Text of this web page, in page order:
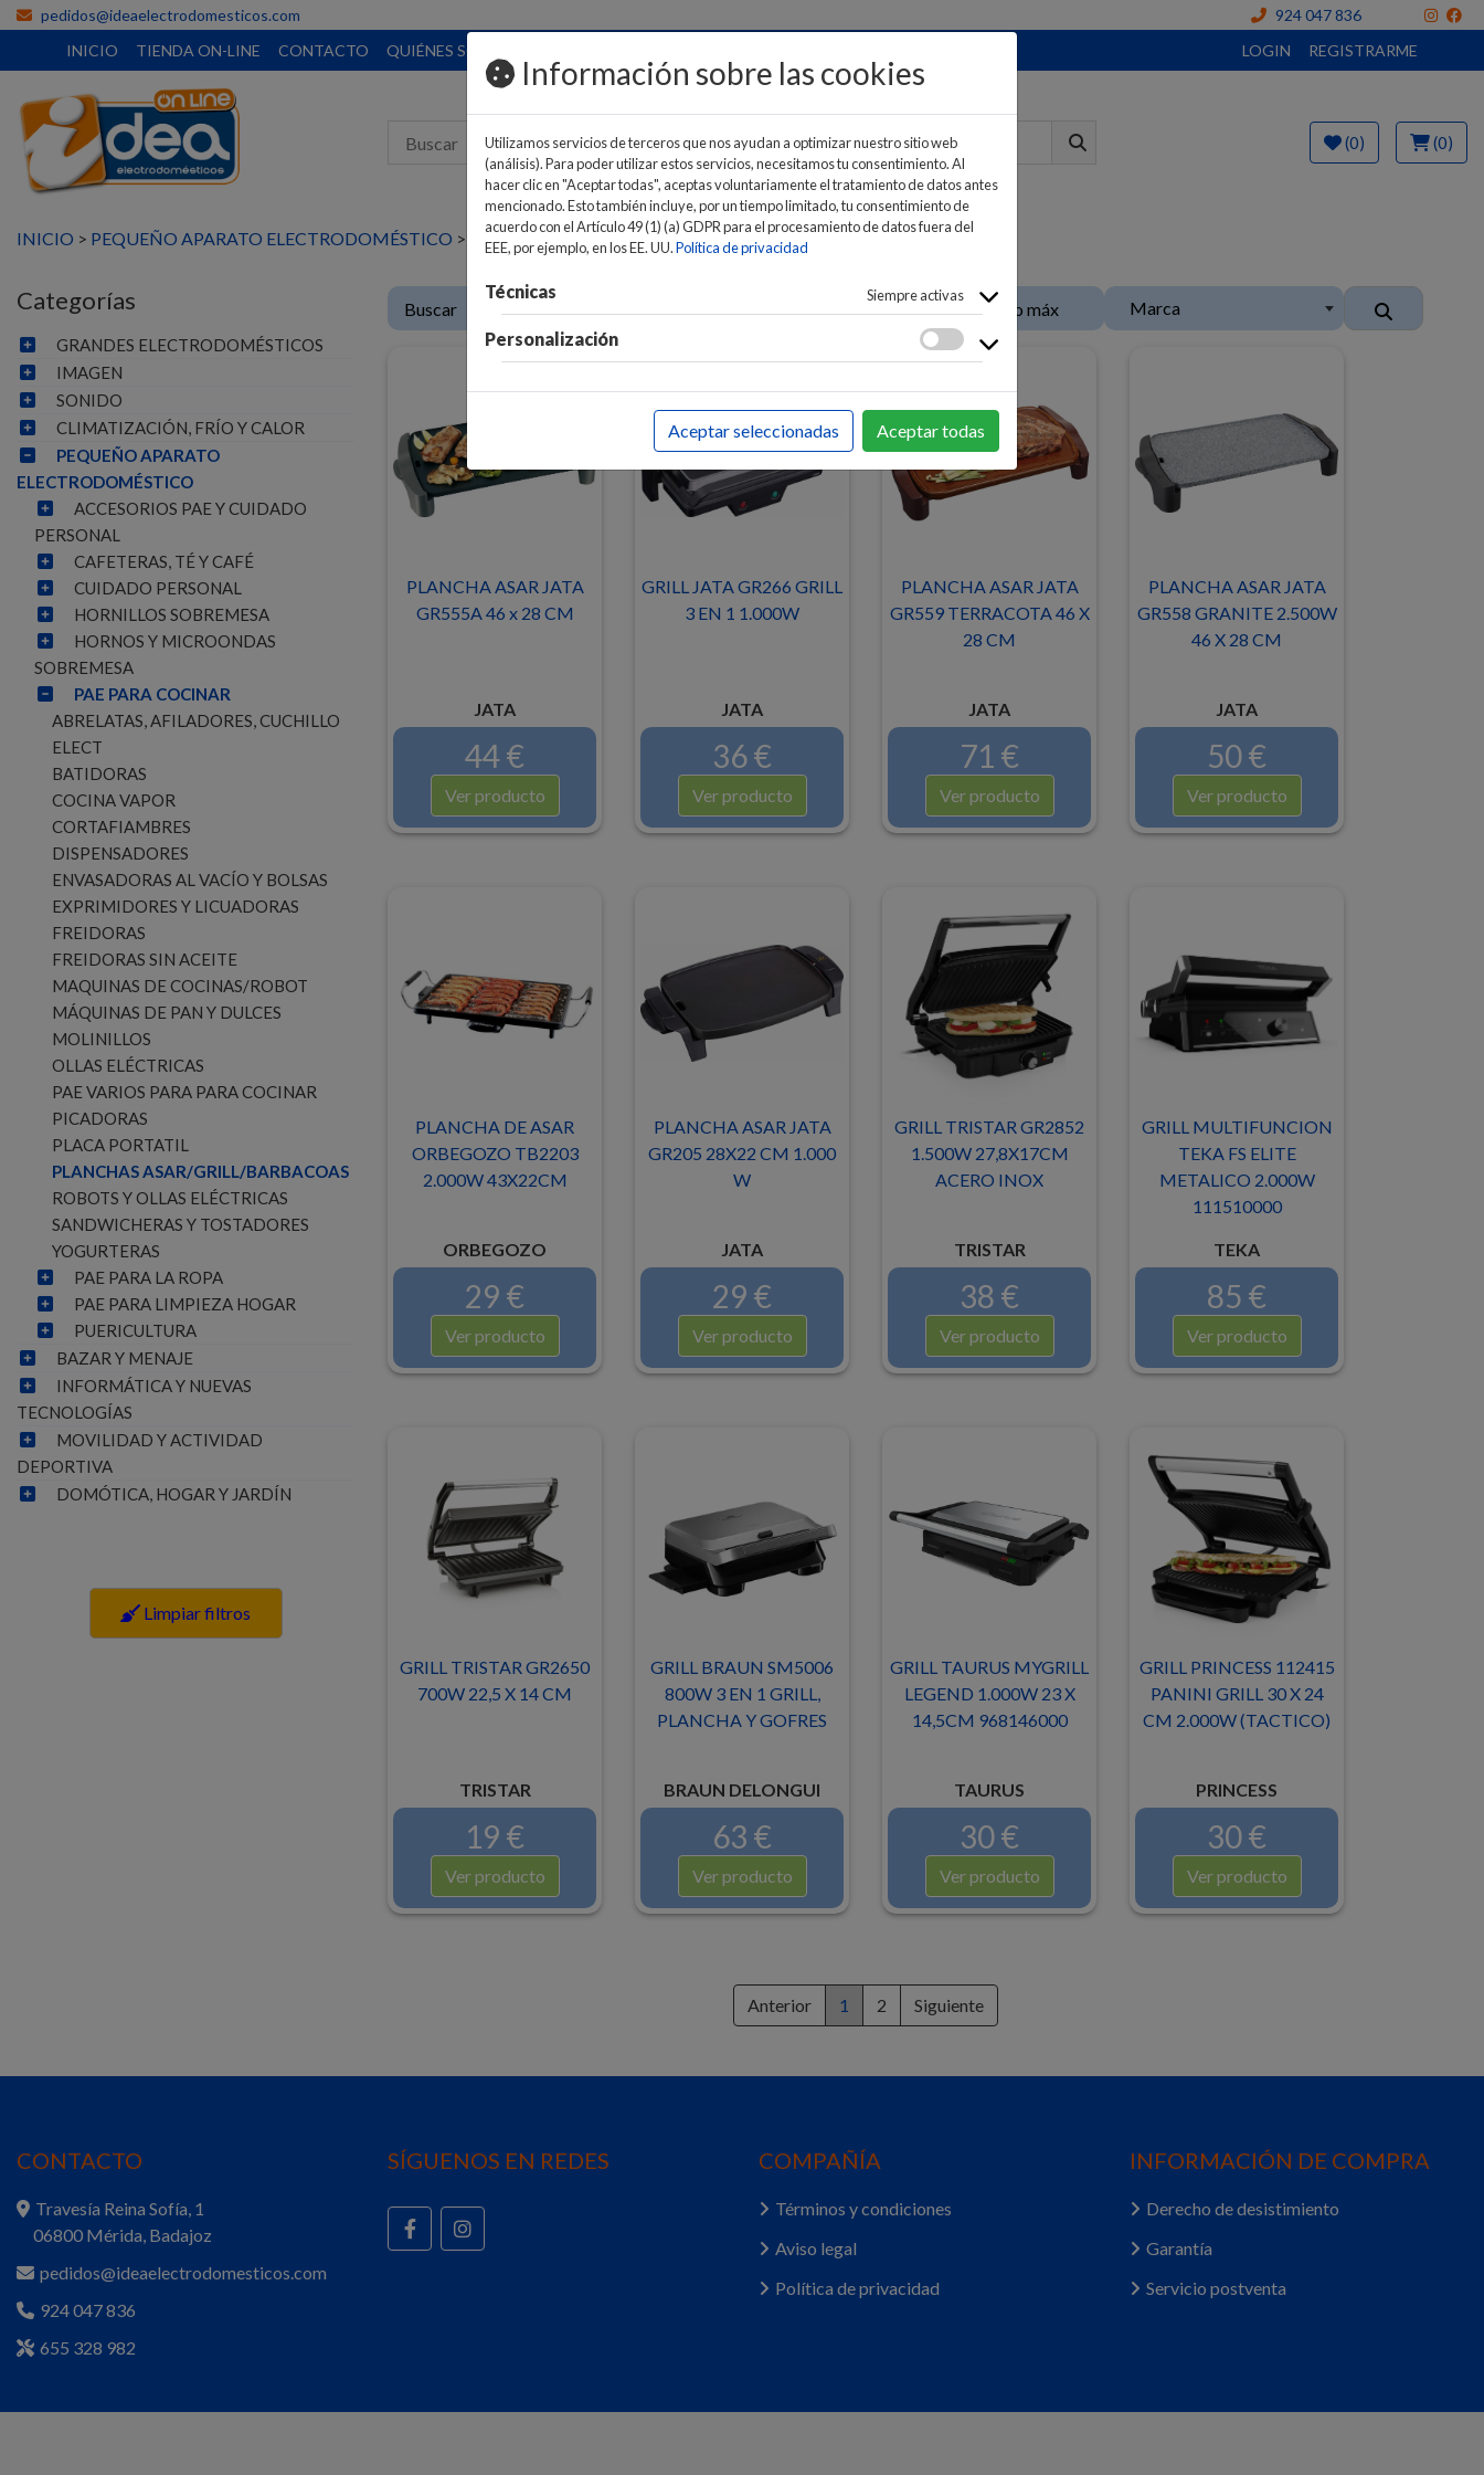
pedidos@ideaelectrodomesticos.com
924 047 836
INICIO
TIENDA ON-LINE CONTACTO QUIÉNES SOMOS LOGIN REGISTRARME
(0) (0)
INICIO > PEQUEÑO APARATO ELECTRODOMÉSTICO > PAE PARA COCINAR>PLANCHAS ASAR/GRILL/BARBACOAS
Categorías
GRANDES ELECTRODOMÉSTICOS
IMAGEN
SONIDO
CLIMATIZACIÓN, FRÍO Y CALOR
PEQUEÑO APARATO
ELECTRODOMÉSTICO
ACCESORIOS PAE Y CUIDADO
PERSONAL
CAFETERAS, TÉ Y CAFÉ
CUIDADO PERSONAL
HORNILLOS SOBREMESA
HORNOS Y MICROONDAS
SOBREMESA
PAE PARA COCINAR
ABRELATAS, AFILADORES, CUCHILLO
ELECT
BATIDORAS
COCINA VAPOR
CORTAFIAMBRES
DISPENSADORES
ENVASADORAS AL VACÍO Y BOLSAS
EXPRIMIDORES Y LICUADORAS
FREIDORAS
FREIDORAS SIN ACEITE
MAQUINAS DE COCINAS/ROBOT
MÁQUINAS DE PAN Y DULCES
MOLINILLOS
OLLAS ELÉCTRICAS
PAE VARIOS PARA PARA COCINAR
PICADORAS
PLACA PORTATIL
PLANCHAS ASAR/GRILL/BARBACOAS
ROBOTS Y OLLAS ELÉCTRICAS
SANDWICHERAS Y TOSTADORES
YOGURTERAS
PAE PARA LA ROPA
PAE PARA LIMPIEZA HOGAR
PUERICULTURA
BAZAR Y MENAJE
INFORMÁTICA Y NUEVAS
TECNOLOGÍAS
MOVILIDAD Y ACTIVIDAD
DEPORTIVA
DOMÓTICA, HOGAR Y JARDÍN
Limpiar filtros
Marca
PLANCHA ASAR JATA
GR555A 46 x 28 CM
JATA
44 €
Ver producto
GRILL JATA GR266 GRILL
3 EN 1 1.000W
JATA
36 €
Ver producto
PLANCHA ASAR JATA
GR559 TERRACOTA 46 X
28 CM
JATA
71 €
Ver producto
PLANCHA ASAR JATA
GR558 GRANITE 2.500W
46 X 28 CM
JATA
50 €
Ver producto
PLANCHA DE ASAR
ORBEGOZO TB2203
2.000W 43X22CM
ORBEGOZO
29 €
Ver producto
PLANCHA ASAR JATA
GR205 28X22 CM 1.000
W
JATA
29 €
Ver producto
GRILL TRISTAR GR2852
1.500W 27,8X17CM
ACERO INOX
TRISTAR
38 €
Ver producto
GRILL MULTIFUNCION
TEKA FS ELITE
METALICO 2.000W
111510000
TEKA
85 €
Ver producto
GRILL TRISTAR GR2650
700W 22,5 X 14 CM
TRISTAR
19 €
Ver producto
GRILL BRAUN SM5006
800W 3 EN 1 GRILL,
PLANCHA Y GOFRES
BRAUN DELONGUI
63 €
Ver producto
GRILL TAURUS MYGRILL
LEGEND 1.000W 23 X
14,5CM 968146000
TAURUS
30 €
Ver producto
GRILL PRINCESS 112415
PANINI GRILL 30 X 24
CM 2.000W (TACTICO)
PRINCESS
30 €
Ver producto
Anterior 1 2 Siguiente
CONTACTO
Travesía Reina Sofía, 1
06800 Mérida, Badajoz
pedidos@ideaelectrodomesticos.com
924 047 836
655 328 982
SÍGUENOS EN REDES COMPAÑÍA
Términos y condiciones
Aviso legal
Política de privacidad
INFORMACIÓN DE COMPRA
Derecho de desistimiento
Garantía
Servicio postventa
Información sobre las cookies
Utilizamos servicios de terceros que nos ayudan a optimizar nuestro sitio web
(análisis). Para poder utilizar estos servicios, necesitamos tu consentimiento. Al
hacer clic en "Aceptar todas", aceptas voluntariamente el tratamiento de datos antes
mencionado. Esto también incluye, por un tiempo limitado, tu consentimiento de
acuerdo con el Artículo 49 (1) (a) GDPR para el procesamiento de datos fuera del
EEE, por ejemplo, en los EE. UU.Política de privacidad
Técnicas Siempre activas
Personalización
Aceptar seleccionadas Aceptar todas